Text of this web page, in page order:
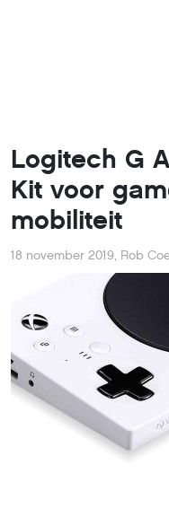
Logitech G
Kit voor
mobiliteit
18 november 2019, Rob